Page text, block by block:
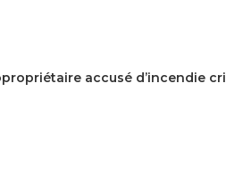
accusé d’incendie